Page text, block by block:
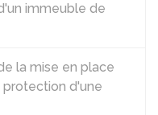
immeuble de
la mise en place
d'une